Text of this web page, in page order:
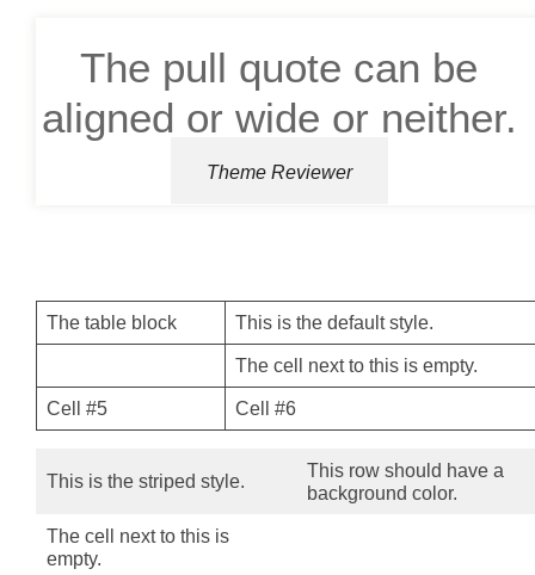
The pull quote can be
aligned or wide or neither.
Theme Reviewer
The table block This is the default style.
The cell next to this is empty.
Cell #5 Cell #6
This is the striped style.
This row should have a
background color.
The cell next to this is
empty.